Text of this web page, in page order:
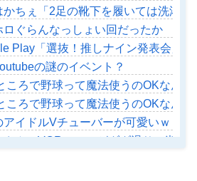
かちぇ「2足の靴下を履いては洗濯
ロぐらんなっしょい回だったか
Play「選抜！推しナイン発表会」
の謎のイベント？
ころで野球って魔法使うのOKなんや
ころで野球って魔法使うのOKなんや
アイドルVチューバーが可愛いｗ
さん、VCRごっこがダダ滑りで逝